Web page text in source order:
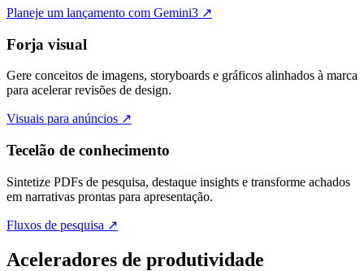
Planeje um lançamento com Gemini3 ↗
Forja visual
Gere conceitos de imagens, storyboards e gráficos alinhados à marca
para acelerar revisões de design.
Visuais para anúncios ↗
Tecelão de conhecimento
Sintetize PDFs de pesquisa, destaque insights e transforme achados
em narrativas prontas para apresentação.
Fluxos de pesquisa ↗
Aceleradores de produtividade